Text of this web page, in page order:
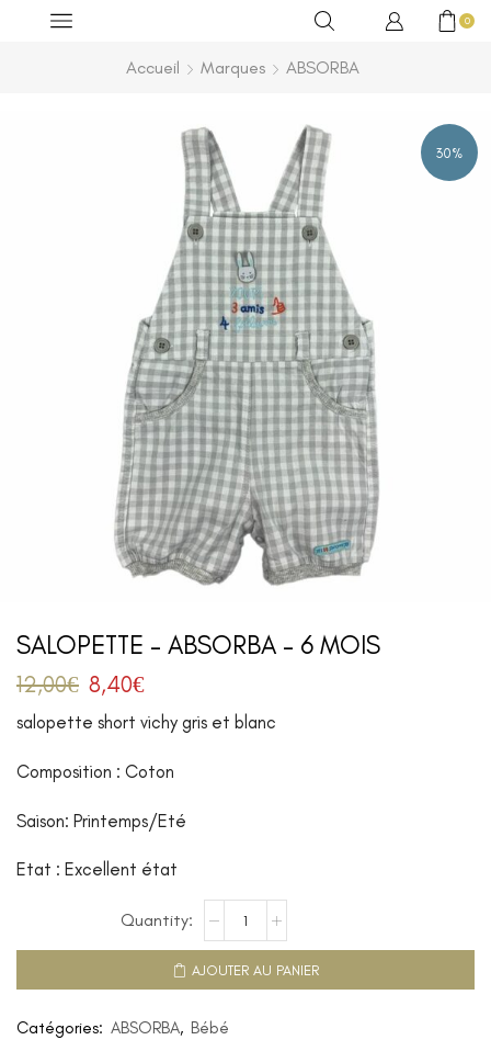
0
Accueil Marques ABSORBA
30%
SALOPETTE – ABSORBA – 6 MOIS
12,00€ 8,40€
salopette short vichy gris et blanc
Composition : Coton
Saison: Printemps/Eté
Etat : Excellent état
AJOUTER AU PANIER
Catégories: ABSORBA, Bébé